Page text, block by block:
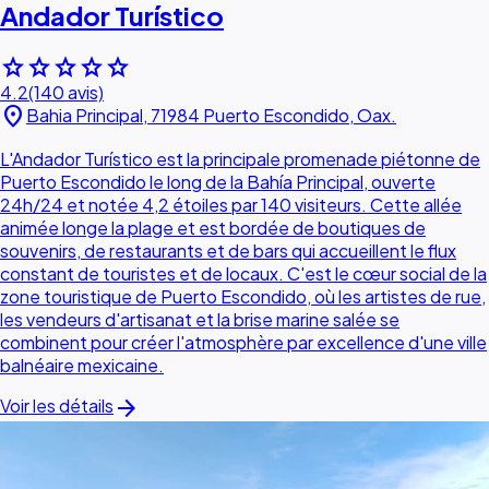
Andador Turístico
starstarstarstarstar
4.2(140 avis)
location_on Bahia Principal, 71984 Puerto Escondido, Oax.
L'Andador Turístico est la principale promenade piétonne de
Puerto Escondido le long de la Bahía Principal, ouverte
24h/24 et notée 4,2 étoiles par 140 visiteurs. Cette allée
animée longe la plage et est bordée de boutiques de
souvenirs, de restaurants et de bars qui accueillent le flux
constant de touristes et de locaux. C'est le cœur social de la
zone touristique de Puerto Escondido, où les artistes de rue,
les vendeurs d'artisanat et la brise marine salée se
combinent pour créer l'atmosphère par excellence d'une ville
balnéaire mexicaine.
Voir les détails arrow_forward